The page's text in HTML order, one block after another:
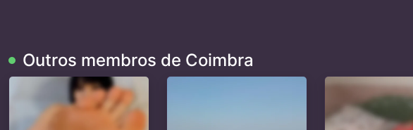
Outros membros de Coimbra